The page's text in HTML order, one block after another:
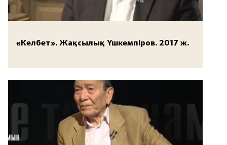
«Келбет». Жақсылық Үшкемпіров. 2017 ж.